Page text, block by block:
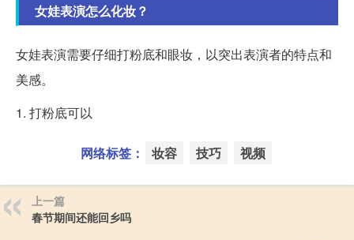
女娃表演怎么化妆？
女娃表演需要仔细打粉底和眼妆，以突出表演者的特点和
美感。
1. 打粉底可以
网络标签： 妆容 技巧 视频
上一篇
春节期间还能回乡吗